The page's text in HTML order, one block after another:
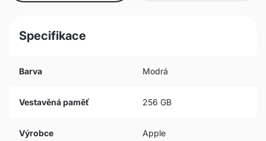
Specifikace
Barva Modrá
Vestavěná paměť 256 GB
Výrobce Apple